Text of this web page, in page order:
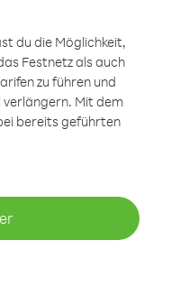
du die Möglichkeit,
Festnetz als auch
zu führen und
verlängern. Mit dem
bereits geführten